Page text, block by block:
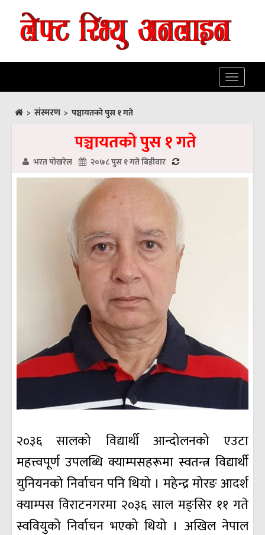
Toggle
> संस्मरण > पञ्चायतको पुस १ गते
पञ्चायतको पुस १ गते
भरत पोखरेल २०७८ पुस १ गते बिहीवार
२०३६ सालको विद्यार्थी आन्दोलनको एउटा
महत्त्वपूर्ण उपलब्धि क्याम्पसहरूमा स्वतन्त्र विद्यार्थी
युनियनको निर्वाचन पनि थियो । महेन्द्र मोरङ आदर्श
क्याम्पस विराटनगरमा २०३६ साल मङ्सिर ११ गते
स्ववियुको निर्वाचन भएको थियो । अखिल नेपाल